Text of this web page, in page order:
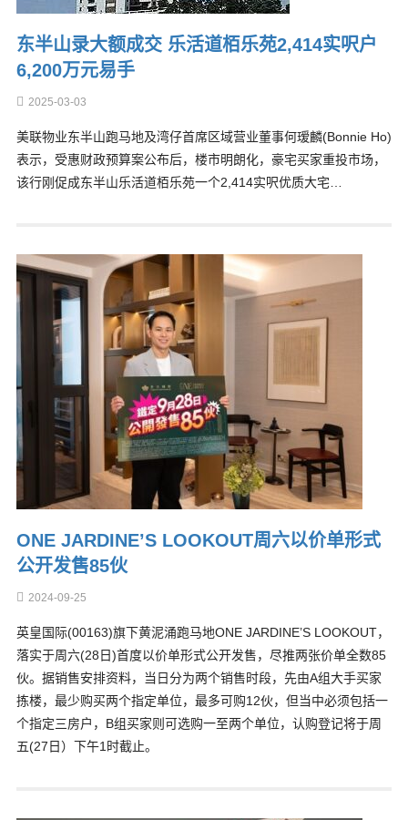
东半山录大额成交 乐活道栢乐苑2,414实呎户
6,200万元易手
2025-03-03
美联物业东半山跑马地及湾仔首席区域营业董事何瑷麟(Bonnie Ho)
表示，受惠财政预算案公布后，楼市明朗化，豪宅买家重投市场，
该行刚促成东半山乐活道栢乐苑一个2,414实呎优质大宅…
ONE JARDINE’S LOOKOUT周六以价单形式
公开发售85伙
2024-09-25
英皇国际(00163)旗下黄泥涌跑马地ONE JARDINE’S LOOKOUT，
落实于周六(28日)首度以价单形式公开发售，尽推两张价单全数85
伙。据销售安排资料，当日分为两个销售时段，先由A组大手买家
拣楼，最少购买两个指定单位，最多可购12伙，但当中必须包括一
个指定三房户，B组买家则可选购一至两个单位，认购登记将于周
五(27日）下午1时截止。